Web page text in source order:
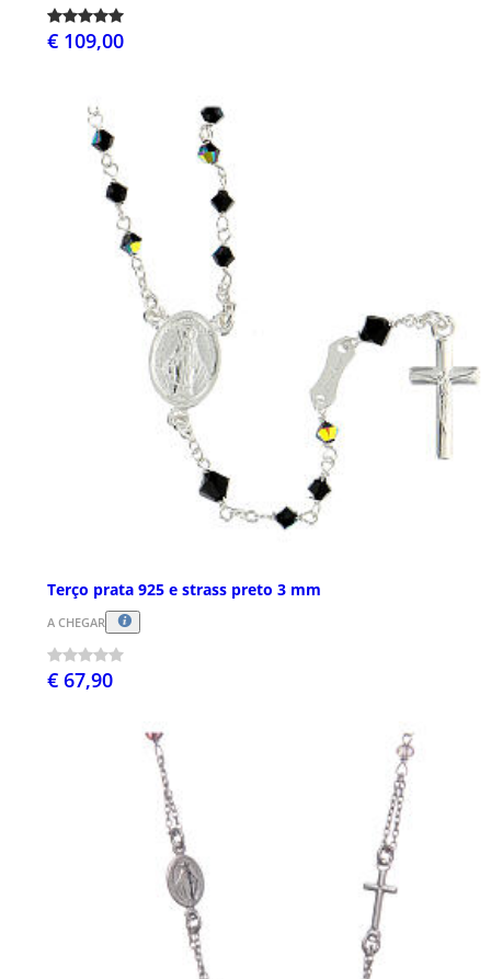
€ 109,00
Terço prata 925 e strass preto 3 mm
A CHEGAR
€ 67,90